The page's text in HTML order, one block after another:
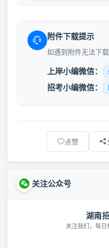
附件下载提示
如遇到附件无法下
上岸小编微信：
招考小编微信：
点赞
关注公众号
湖南
关注我们，每日